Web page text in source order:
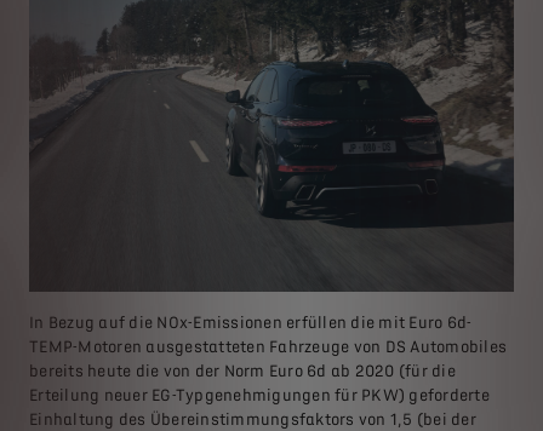
In Bezug auf die NOx-Emissionen erfüllen die mit Euro 6d-
TEMP-Motoren ausgestatteten Fahrzeuge von DS Automobiles
bereits heute die von der Norm Euro 6d ab 2020 (für die
Erteilung neuer EG-Typgenehmigungen für PKW) geforderte
Einhaltung des Übereinstimmungsfaktors von 1,5 (bei der